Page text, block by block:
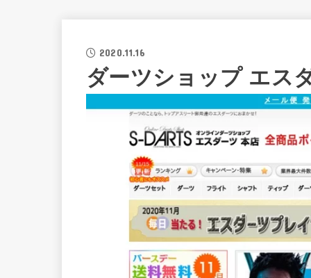
2020.11.16
ダーツショップ エス